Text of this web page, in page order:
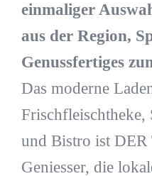
einmaliger
aus der Region,
Genussfertiges
Das moderne
Frischfleischtheke,
und Bistro ist
Geniesser, die